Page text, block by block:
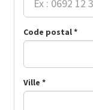
Code postal *
Ville *